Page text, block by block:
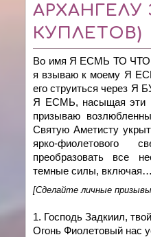
АРХАНГЕЛУ
КУПЛЕТОВ)
Во имя Я ЕСМЬ ТО ЧТО
я взываю к моему Я
его струиться через Я
Я ЕСМЬ, насыщая эти
призываю
Святую Аметисту
ярко-
преобразовать все
темные силы, включая…
[Сделайте личные
1. Господь Задкиил,
Огонь Фиолетовый нас